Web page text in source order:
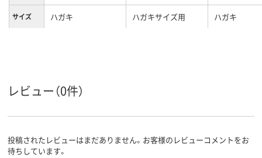
サイズ ハガキ ハガキサイズ用 ハガキ
レビュー（0件）
投稿されたレビューはまだありません。お客様のレビューコメントをお
待ちしています。